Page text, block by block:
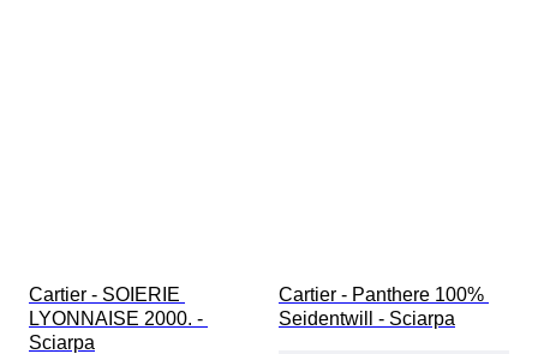
Cartier - SOIERIE
LYONNAISE 2000. -
Sciarpa
Cartier - Panthere 100%
Seidentwill - Sciarpa